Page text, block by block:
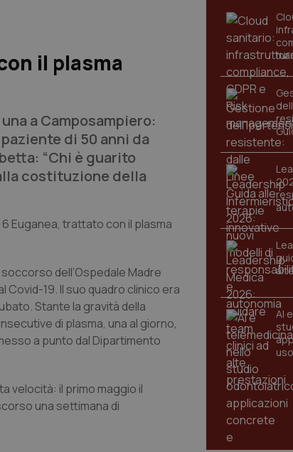
il plasma
a Camposampiero:
di 50 anni da
“Chi è guarito
costituzione della
Euganea, trattato con il plasma
dell’Ospedale Madre
19. Il suo quadro clinico era
Stante la gravità della
di plasma, una al giorno,
a punto dal Dipartimento
velocità: il primo maggio il
una settimana di
AI